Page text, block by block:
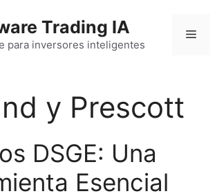
Trading IA
para inversores inteligentes
y Prescott
DSGE: Una
Esencial